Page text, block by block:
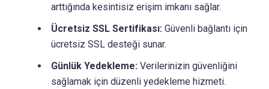
arttığında kesintisiz erişim imkanı sağlar.
Ücretsiz SSL Sertifikası: Güvenli bağlantı için
ücretsiz SSL desteği sunar.
Günlük Yedekleme: Verilerinizin güvenliğini
sağlamak için düzenli yedekleme hizmeti.